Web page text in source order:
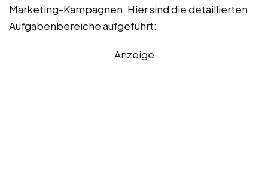
Marketing-Kampagnen. Hier sind die detaillierten
Aufgabenbereiche aufgeführt:
Anzeige